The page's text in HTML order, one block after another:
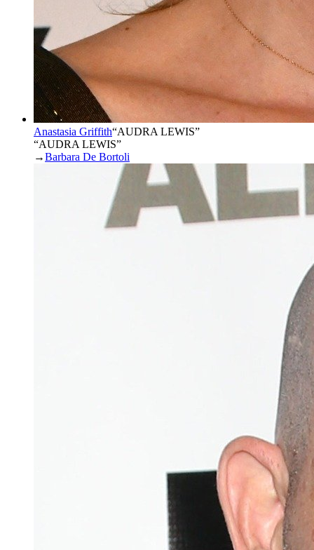
Anastasia Griffith“AUDRA LEWIS”
“AUDRA LEWIS”
→Barbara De Bortoli